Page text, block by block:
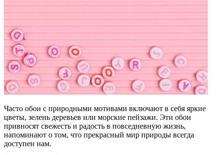
Часто обои с природными мотивами включают в себя яркие
цветы, зелень деревьев или морские пейзажи. Эти обои
привносят свежесть и радость в повседневную жизнь,
напоминают о том, что прекрасный мир природы всегда
доступен нам.